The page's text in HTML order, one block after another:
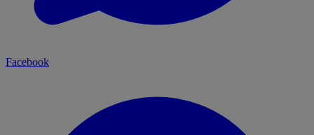
Facebook